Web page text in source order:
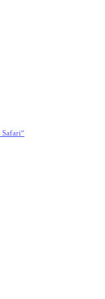
Safari“